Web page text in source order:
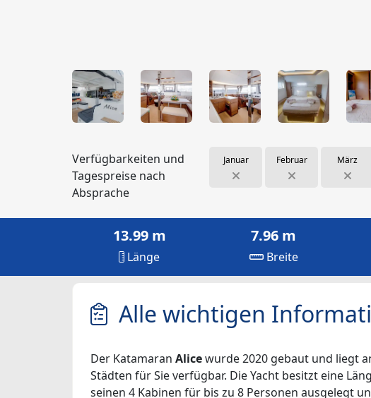
Verfügbarkeiten und
Tagespreise nach
Absprache
Januar Februar März
13.99 m
Länge
7.96 m
Breite
Alle wichtigen
Der Katamaran Alicewurde 2020 gebaut und liegt
Städten für Sie verfügbar. Die Yacht besitzt eine
seinen 4 Kabinen für bis zu 8 Personen ausgelegt